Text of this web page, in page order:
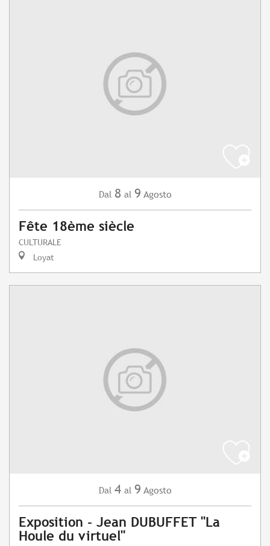
Dal 8 al 9 Agosto
Fête 18ème siècle
CULTURALE
Loyat
Dal 4 al 9 Agosto
Exposition - Jean DUBUFFET "La
Houle du virtuel"